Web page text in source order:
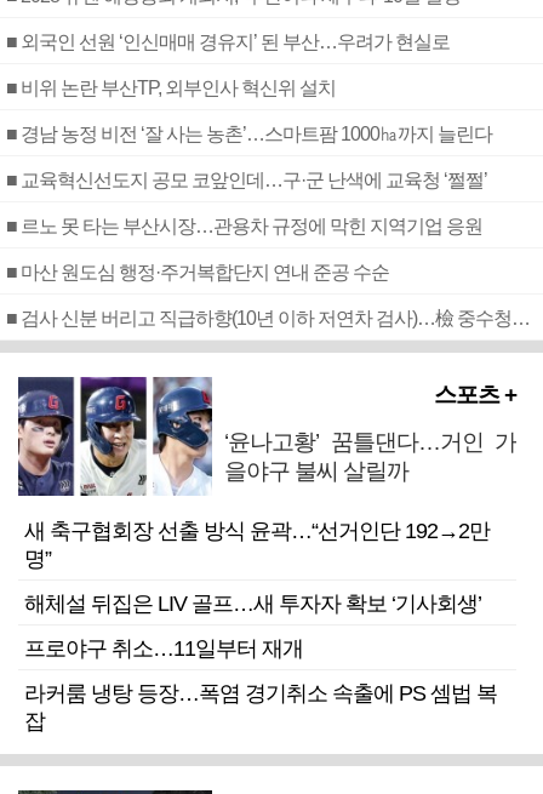
■ 외국인 선원 ‘인신매매 경유지’ 된 부산…우려가 현실로
■ 비위 논란 부산TP, 외부인사 혁신위 설치
■ 경남 농정 비전 ‘잘 사는 농촌’…스마트팜 1000㏊까지 늘린다
■ 교육혁신선도지 공모 코앞인데…구·군 난색에 교육청 ‘쩔쩔’
■ 르노 못 타는 부산시장…관용차 규정에 막힌 지역기업 응원
■ 마산 원도심 행정·주거복합단지 연내 준공 수순
■ 검사 신분 버리고 직급하향(10년 이하 저연차 검사)…檢 중수청행 기피
스포츠 +
‘윤나고황’ 꿈틀댄다…거인 가
을야구 불씨 살릴까
새 축구협회장 선출 방식 윤곽…“선거인단 192→2만
명”
해체설 뒤집은 LIV 골프…새 투자자 확보 ‘기사회생’
프로야구 취소…11일부터 재개
라커룸 냉탕 등장…폭염 경기취소 속출에 PS 셈법 복
잡